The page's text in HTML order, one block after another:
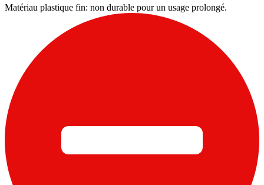
Matériau plastique fin: non durable pour un usage prolongé.